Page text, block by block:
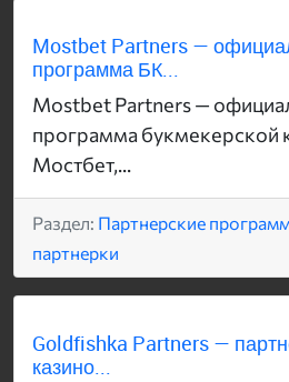
Mostbet Partners —
программа БК...
Mostbet Partners —
программа букмекерской
Мостбет,...
Раздел: Партнерские
партнерки
Goldfishka Partners —
казино...